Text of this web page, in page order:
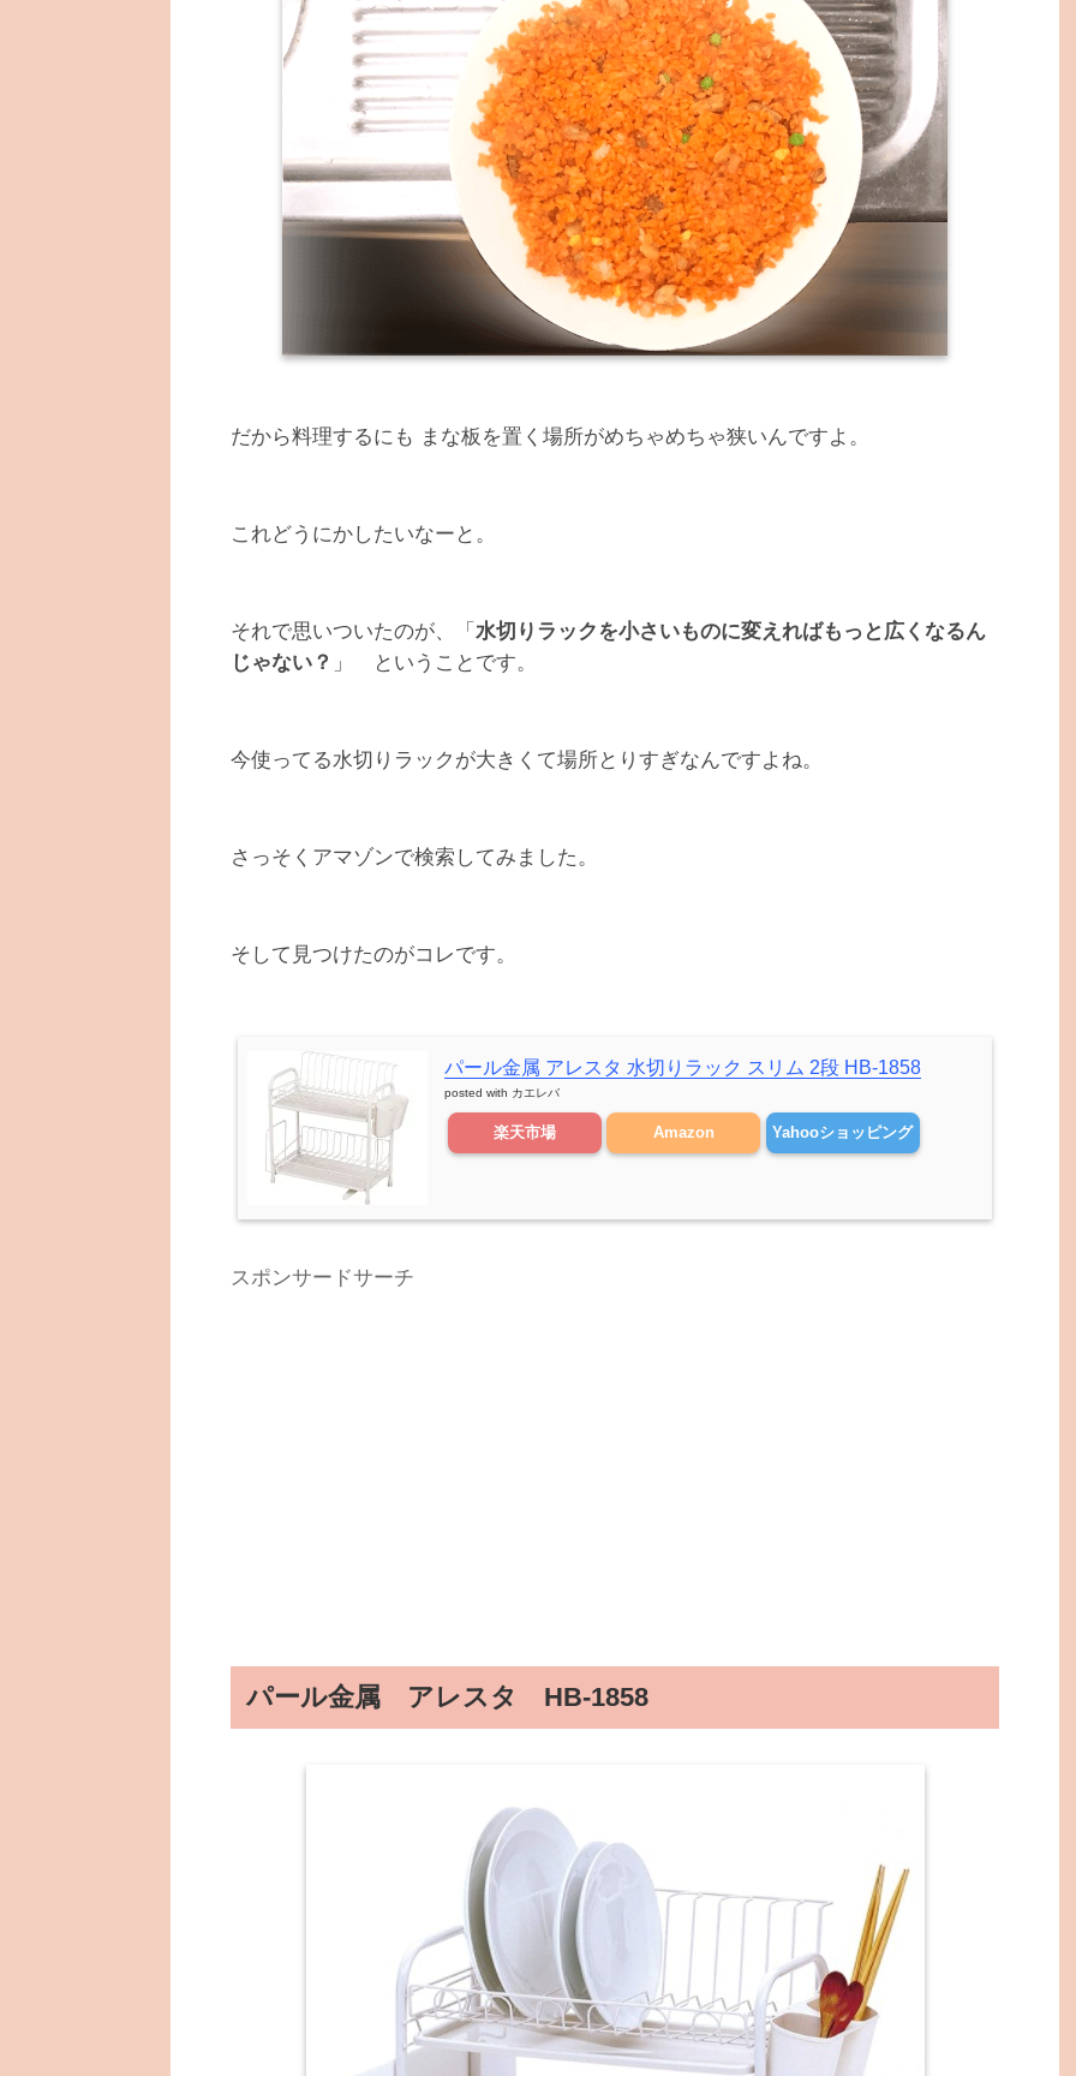
だから料理するにも まな板を置く場所がめちゃめちゃ狭いんですよ。
これどうにかしたいなーと。
それで思いついたのが、「 水切りラックを小さいものに変えればもっと広くなるん
じゃない？ 」 ということです。
今使ってる水切りラックが大きくて場所とりすぎなんですよね。
さっそくアマゾンで検索してみました。
そして見つけたのがコレです。
パール金属 アレスタ 水切りラック スリム 2段 HB-1858
posted with カエレバ
楽天市場 Amazon Yahooショッピング
スポンサードサーチ
パール金属 アレスタ HB-1858